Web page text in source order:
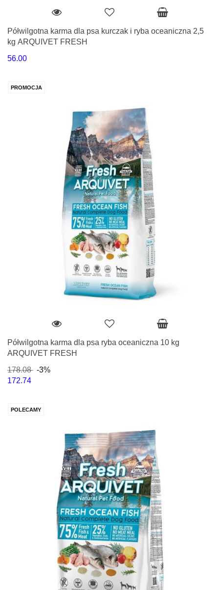
Półwilgotna karma dla psa kurczak i ryba oceaniczna 2,5
kg ARQUIVET FRESH
56.00
PROMOCJA
Półwilgotna karma dla psa ryba oceaniczna 10 kg
ARQUIVET FRESH
178.08
-3%
172.74
POLECAMY